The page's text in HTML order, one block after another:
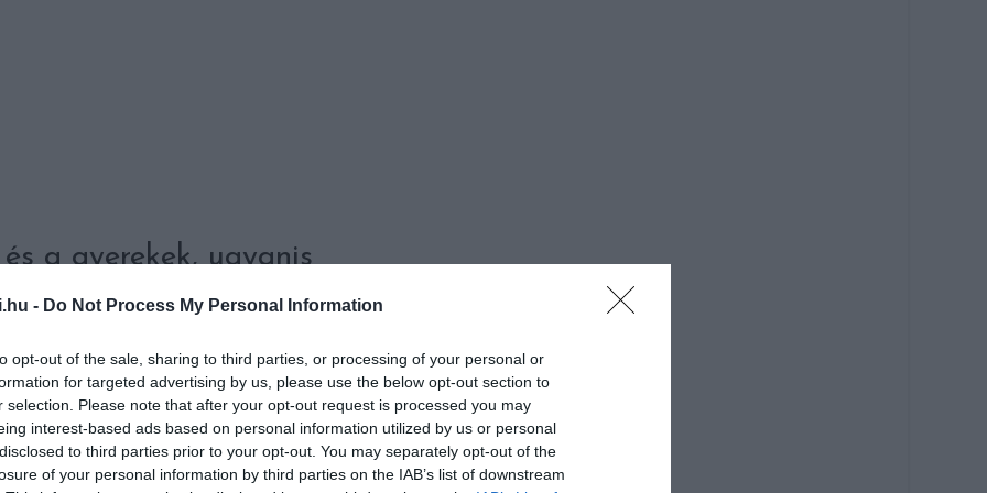
- Do Not Process My Personal Information
opt-out of the sale, sharing to third parties, or processing of your personal or
for targeted advertising by us, please use the below opt-out section to
selection. Please note that after your opt-out request is processed you may
interest-based ads based on personal information utilized by us or personal
to third parties prior to your opt-out. You may separately opt-out of the
of your personal information by third parties on the IAB’s list of downstream
a gyerekek, ugyanis
szigeten a bio-fűnyírók, azaz
fogják majd legeltetni.
a klímavédelem terén és ökológiai módon, bundás
az EU projekt keretében 10-20 %-kal
ráadásul a Duna-sziget karbantartási kiadásait is 10-15